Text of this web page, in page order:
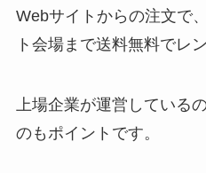
Webサイトからの注文で
ト会場まで送料無料でレ
上場企業が運営している
のもポイントです。